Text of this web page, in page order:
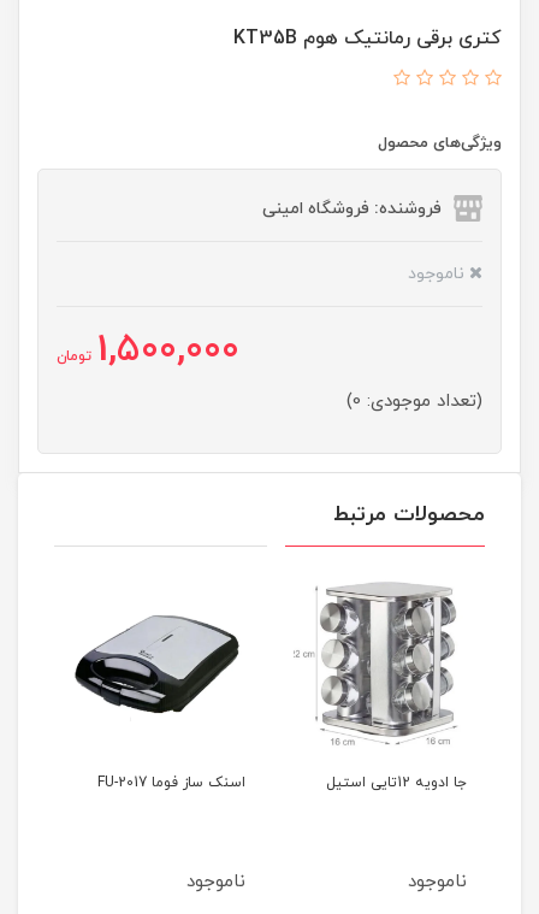
کتری برقی رمانتیک هوم KT35B
ویژگی‌های محصول
فروشنده: فروشگاه امینی
ناموجود
1,500,000 تومان
(تعداد موجودی: 0)
محصولات مرتبط
اسنک ساز فوما FU-2017 چرخ گوشت فوما FA-919